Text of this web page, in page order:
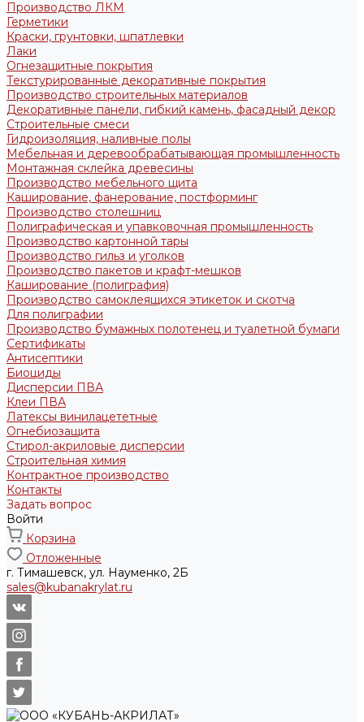
Производство ЛКМ
Герметики
Краски, грунтовки, шпатлевки
Лаки
Огнезащитные покрытия
Текстурированные декоративные покрытия
Производство строительных материалов
Декоративные панели, гибкий камень, фасадный декор
Строительные смеси
Гидроизоляция, наливные полы
Мебельная и деревообрабатывающая промышленность
Монтажная склейка древесины
Производство мебельного щита
Каширование, фанерование, постформинг
Производство столешниц
Полиграфическая и упавковочная промышленность
Производство картонной тары
Производство гильз и уголков
Производство пакетов и крафт-мешков
Каширование (полиграфия)
Производство самоклеящихся этикеток и скотча
Для полиграфии
Производство бумажных полотенец и туалетной бумаги
Сертификаты
Антисептики
Биоциды
Дисперсии ПВА
Клеи ПВА
Латексы винилацететные
Огнебиозащита
Стирол-акриловые дисперсии
Строительная химия
Контрактное производство
Контакты
Задать вопрос
Войти
Корзина
Отложенные
г. Тимашевск, ул. Науменко, 2Б
sales@kubanakrylat.ru